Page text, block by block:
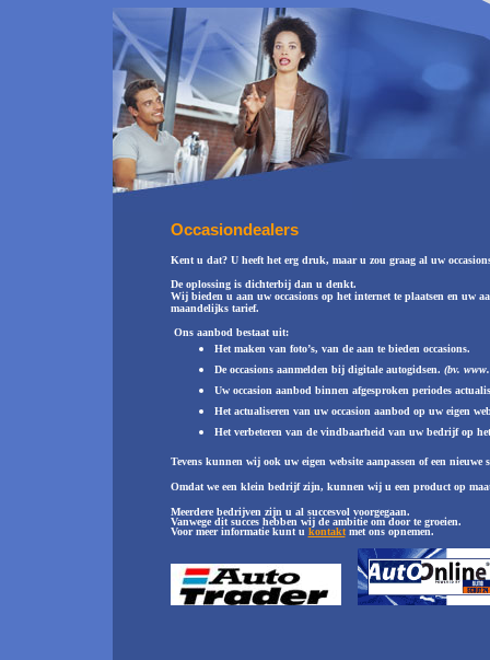
Occasiondealers
Kent u dat? U heeft het erg druk, maar u zou graag al uw
De oplossing is dichterbij dan u denkt.
Wij bieden u aan uw occasions op het internet te plaatsen en uw
maandelijks tarief.
Ons aanbod bestaat uit:
Het maken van foto’s, van de aan te bieden occasions.
De occasions aanmelden bij digitale autogidsen. (bv.
Uw occasion aanbod binnen afgesproken periodes
Het actualiseren van uw occasion aanbod op uw eigen
Het verbeteren van de vindbaarheid van uw bedrijf op
Tevens kunnen wij ook uw eigen website aanpassen of een nieuwe
Omdat we een klein bedrijf zijn, kunnen wij u een product op
Meerdere bedrijven zijn u al succesvol voorgegaan.
Vanwege dit succes hebben wij de ambitie om door te groeien.
Voor meer informatie kunt u kontaktmet ons opnemen.